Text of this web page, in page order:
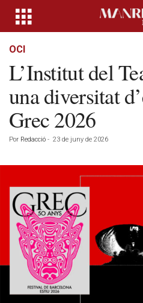
OCI
L’Institut del
una diversitat
Grec 2026
Por Redacció - 23 de juny de 2026